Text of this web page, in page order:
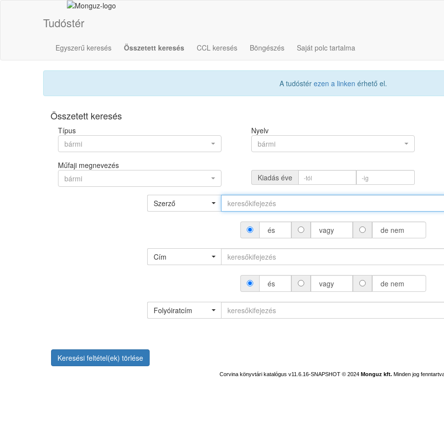
Tudóstér
Egyszerű keresés Összetett keresés CCL keresés Böngészés Saját polc tartalma
A tudóstér ezen a linken érhető el.
Összetett keresés
Típus
bármi
Nyelv
bármi
Műfaji megnevezés
bármi
Kiadás éve
Szerző
és vagy de nem
Cím
és vagy de nem
Folyóiratcím
Keresési feltétel(ek) törlése
Corvina könyvtári katalógus v11.6.16-SNAPSHOT © 2024 Monguz kft. Minden jog